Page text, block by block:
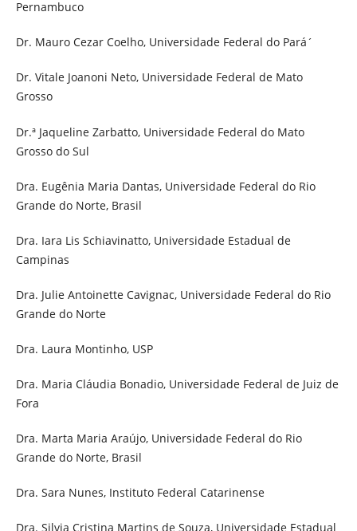
Pernambuco
Dr. Mauro Cezar Coelho, Universidade Federal do Pará´
Dr. Vitale Joanoni Neto, Universidade Federal de Mato
Grosso
Dr.ª Jaqueline Zarbatto, Universidade Federal do Mato
Grosso do Sul
Dra. Eugênia Maria Dantas, Universidade Federal do Rio
Grande do Norte, Brasil
Dra. Iara Lis Schiavinatto, Universidade Estadual de
Campinas
Dra. Julie Antoinette Cavignac, Universidade Federal do Rio
Grande do Norte
Dra. Laura Montinho, USP
Dra. Maria Cláudia Bonadio, Universidade Federal de Juiz de
Fora
Dra. Marta Maria Araújo, Universidade Federal do Rio
Grande do Norte, Brasil
Dra. Sara Nunes, Instituto Federal Catarinense
Dra. Silvia Cristina Martins de Souza, Universidade Estadual